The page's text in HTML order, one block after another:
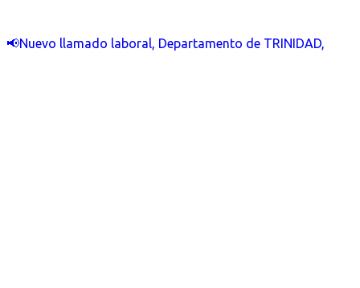
📢Nuevo llamado laboral, Departamento de TRINIDAD,